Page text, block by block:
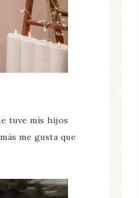
tuve mis hijos
me gusta que